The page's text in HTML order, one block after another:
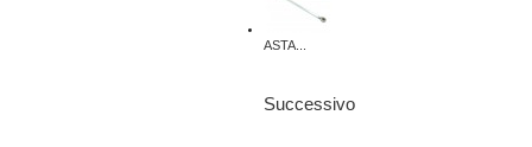
ASTA...
Successivo